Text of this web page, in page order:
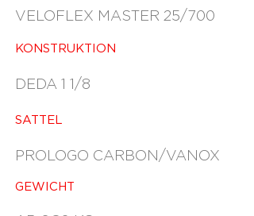
VELOFLEX MASTER 25/700
KONSTRUKTION
DEDA 1 1/8
GEWICHT
SATTEL
PROLOGO CARBON/VANOX